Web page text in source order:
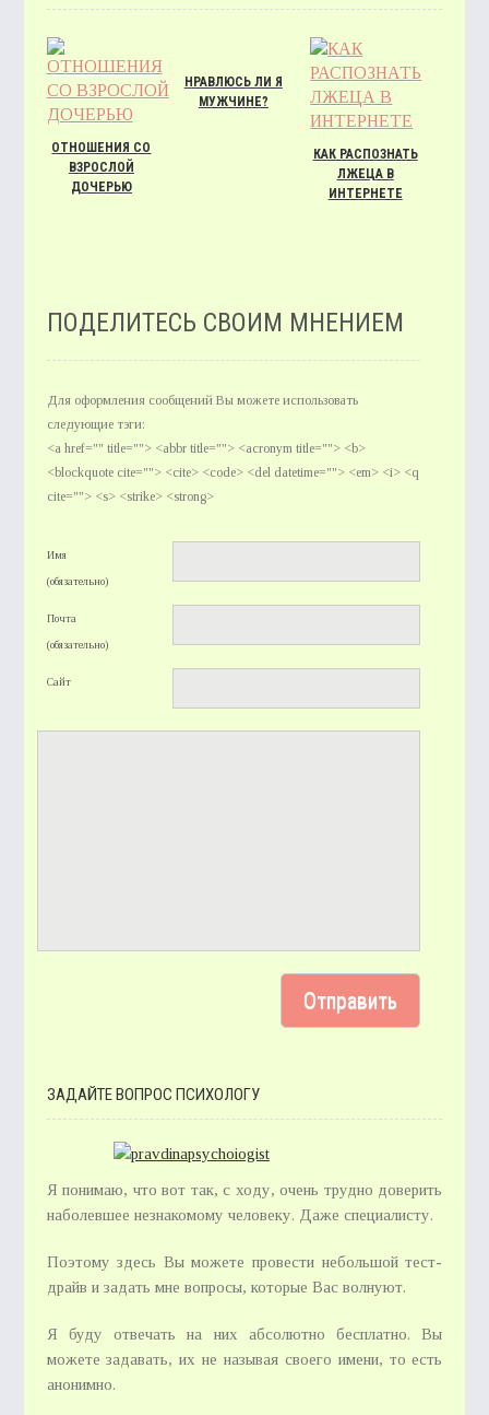
ОТНОШЕНИЯ СО
ВЗРОСЛОЙ
ДОЧЕРЬЮ
НРАВЛЮСЬ ЛИ Я
МУЖЧИНЕ?
КАК РАСПОЗНАТЬ
ЛЖЕЦА В
ИНТЕРНЕТЕ
ПОДЕЛИТЕСЬ СВОИМ МНЕНИЕМ
Для оформления сообщений Вы можете использовать
следующие тэги:
<a href="" title=""> <abbr title=""> <acronym title=""> <b>
<blockquote cite=""> <cite> <code> <del datetime=""> <em> <i> <q
cite=""> <s> <strike> <strong>
Имя
(обязательно)
Почта
(обязательно)
Сайт
ЗАДАЙТЕ ВОПРОС ПСИХОЛОГУ
Я понимаю, что вот так, с ходу, очень трудно доверить
наболевшее незнакомому человеку. Даже специалисту.
Поэтому здесь Вы можете провести небольшой тест-
драйв и задать мне вопросы, которые Вас волнуют.
Я буду отвечать на них абсолютно бесплатно. Вы
можете задавать, их не называя своего имени, то есть
анонимно.